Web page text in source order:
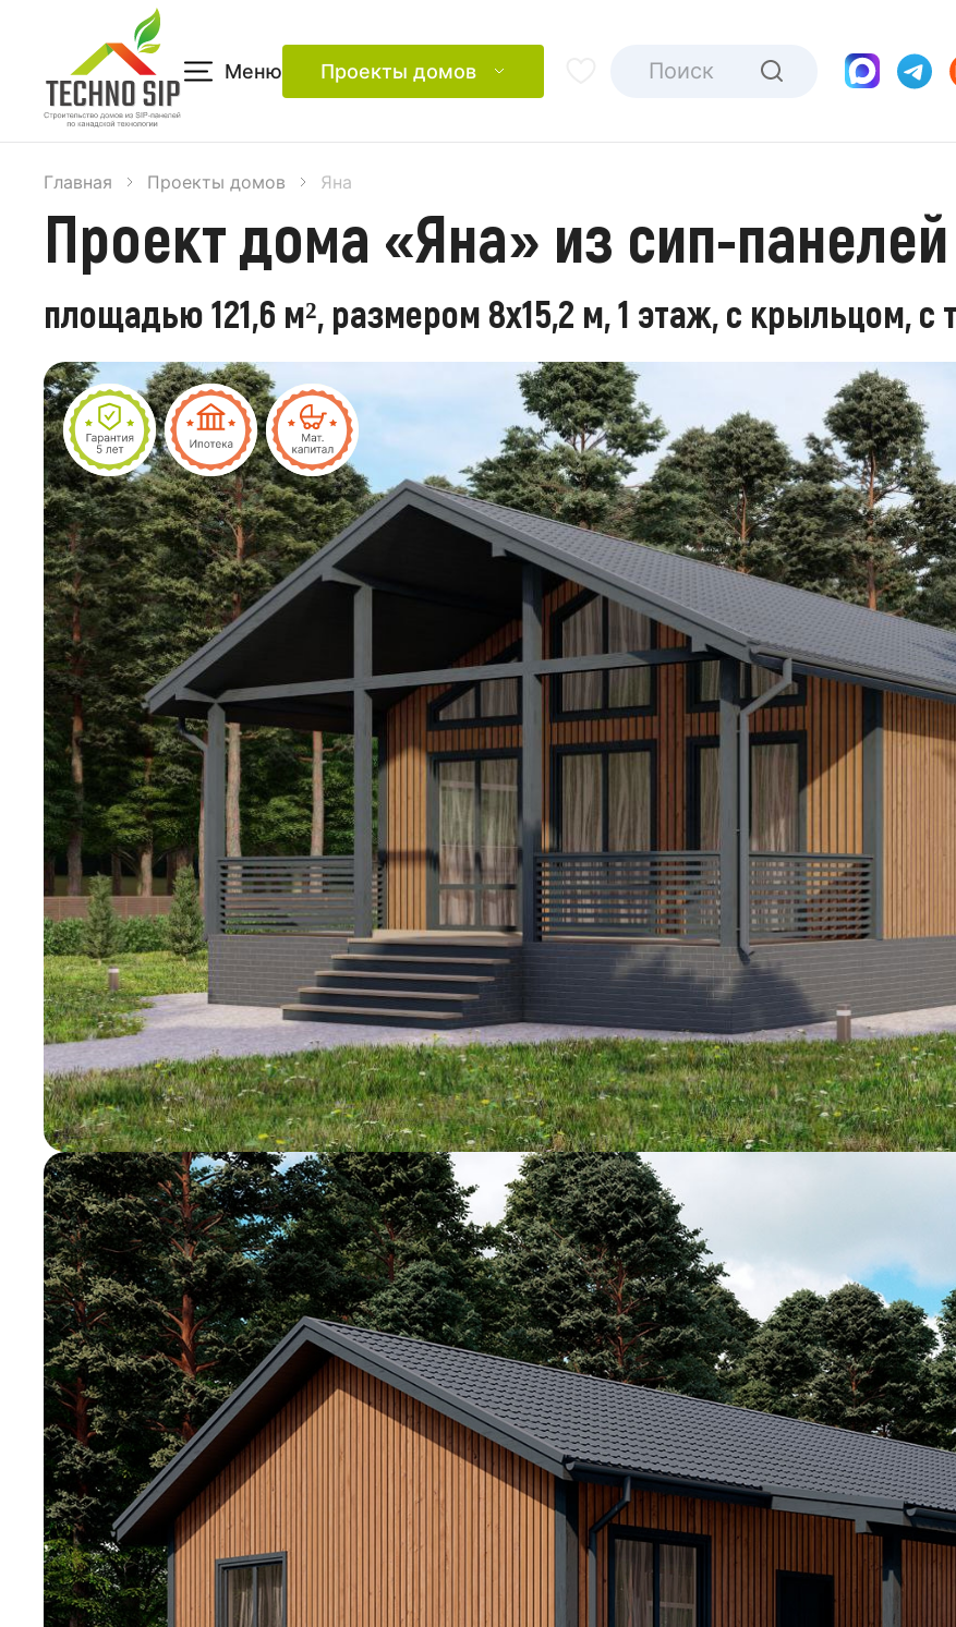
Меню Проекты домов
Главная Проекты домов Яна
Проект дома «Яна» из сип-панелей
площадью 121,6 м², размером 8х15,2 м, 1 этаж, с крыльцом, с